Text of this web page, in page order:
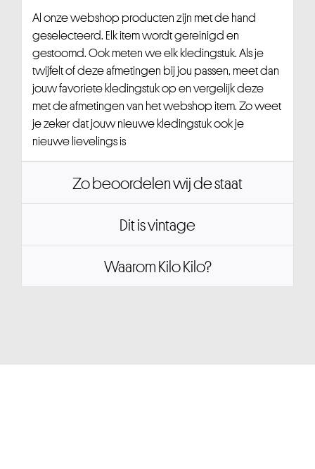
Al onze webshop producten zijn met de hand
geselecteerd. Elk item wordt gereinigd en
gestoomd. Ook meten we elk kledingstuk. Als je
twijfelt of deze afmetingen bij jou passen, meet dan
jouw favoriete kledingstuk op en vergelijk deze
met de afmetingen van het webshop item. Zo weet
je zeker dat jouw nieuwe kledingstuk ook je
nieuwe lievelings is
Zo beoordelen wij de staat
Dit is vintage
Waarom Kilo Kilo?